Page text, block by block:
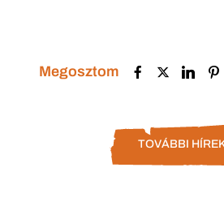
Megosztom
TOVÁBBI